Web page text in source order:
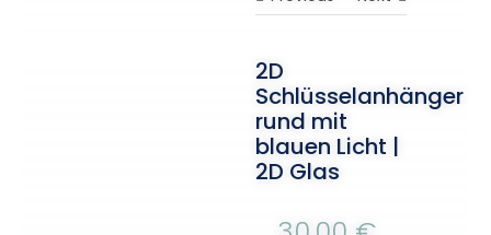
2D
Schlüsselanhänger
rund mit
blauen Licht |
2D Glas